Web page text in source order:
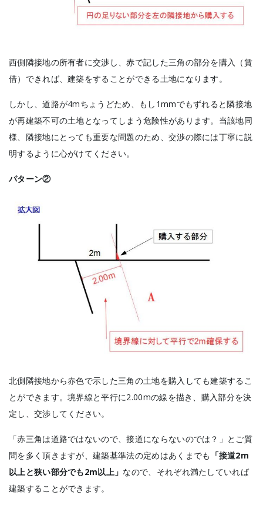
西側隣接地の所有者に交渉し、赤で記した三角の部分を購入（賃
借）できれば、建築をすることができる土地になります。
しかし、道路が4mちょうどため、もし1mmでもずれると隣接地
が再建築不可の土地となってしまう危険性があります。当該地同
様、隣接地にとっても重要な問題のため、交渉の際には丁寧に説
明するように心がけてください。
パターン②
北側隣接地から赤色で示した三角の土地を購入しても建築するこ
とができます。境界線と平行に2.00mの線を描き、購入部分を決
定し、交渉してください。
「赤三角は道路ではないので、接道にならないのでは？」とご質
問を多く頂きますが、建築基準法の定めはあくまでも 「接道2m
以上と狭い部分でも2m以上」 なので、それぞれ満たしていれば
建築することができます。